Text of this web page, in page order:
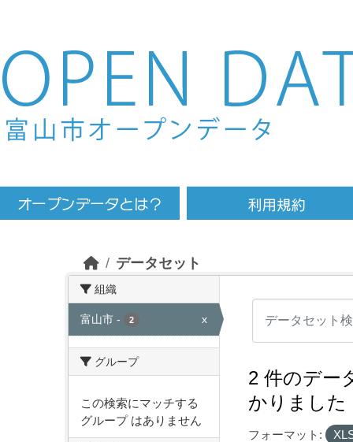
Skip to main content
データセット
組織
富山市 - 2 x
グループ
この検索にマッチする
グループ はありません
2 件のデー
かりました
フォーマット: